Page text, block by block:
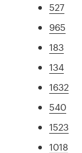
527
965
183
134
1632
540
1523
1018